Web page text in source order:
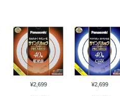
¥2,699 ¥2,699